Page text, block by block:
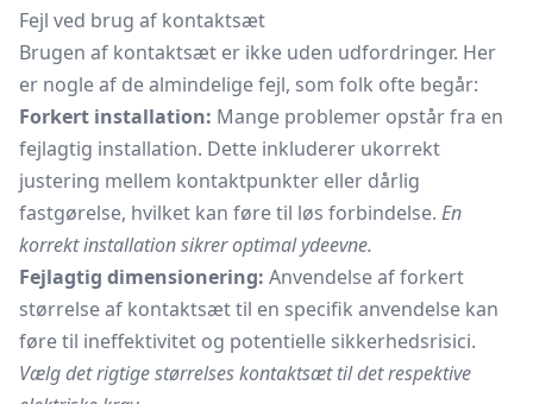
Fejl ved brug af kontaktsæt
Brugen af kontaktsæt er ikke uden udfordringer. Her
er nogle af de almindelige fejl, som folk ofte begår:
Forkert installation: Mange problemer opstår fra en
fejlagtig installation. Dette inkluderer ukorrekt
justering mellem kontaktpunkter eller dårlig
fastgørelse, hvilket kan føre til løs forbindelse. En
korrekt installation sikrer optimal ydeevne.
Fejlagtig dimensionering: Anvendelse af forkert
størrelse af kontaktsæt til en specifik anvendelse kan
føre til ineffektivitet og potentielle sikkerhedsrisici.
Vælg det rigtige størrelses kontaktsæt til det respektive